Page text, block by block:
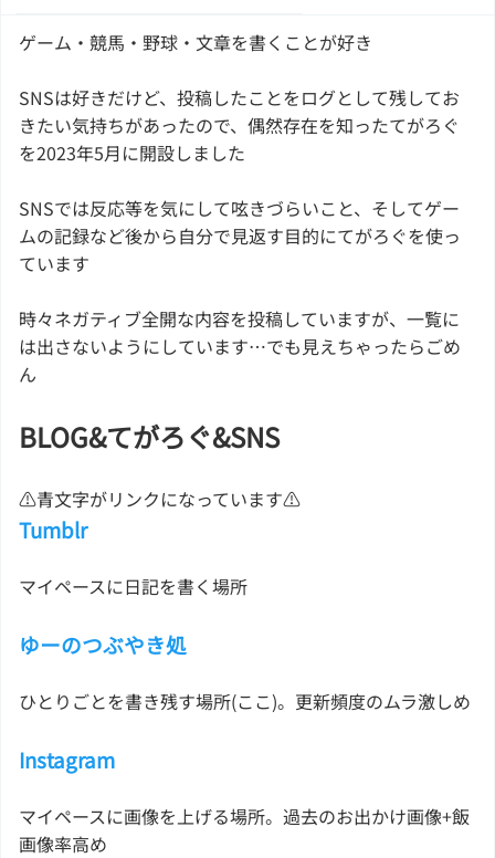
ゲーム・競馬・野球・文章を書くことが好き
SNSは好きだけど、投稿したことをログとして残してお
きたい気持ちがあったので、偶然存在を知ったてがろぐ
を2023年5月に開設しました
SNSでは反応等を気にして呟きづらいこと、そしてゲー
ムの記録など後から自分で見返す目的にてがろぐを使っ
ています
時々ネガティブ全開な内容を投稿していますが、一覧に
は出さないようにしています…でも見えちゃったらごめ
ん
BLOG&てがろぐ&SNS
⚠青文字がリンクになっています⚠
Tumblr
マイペースに日記を書く場所
ゆーのつぶやき処
ひとりごとを書き残す場所(ここ)。更新頻度のムラ激しめ
Instagram
マイペースに画像を上げる場所。過去のお出かけ画像+飯
画像率高め